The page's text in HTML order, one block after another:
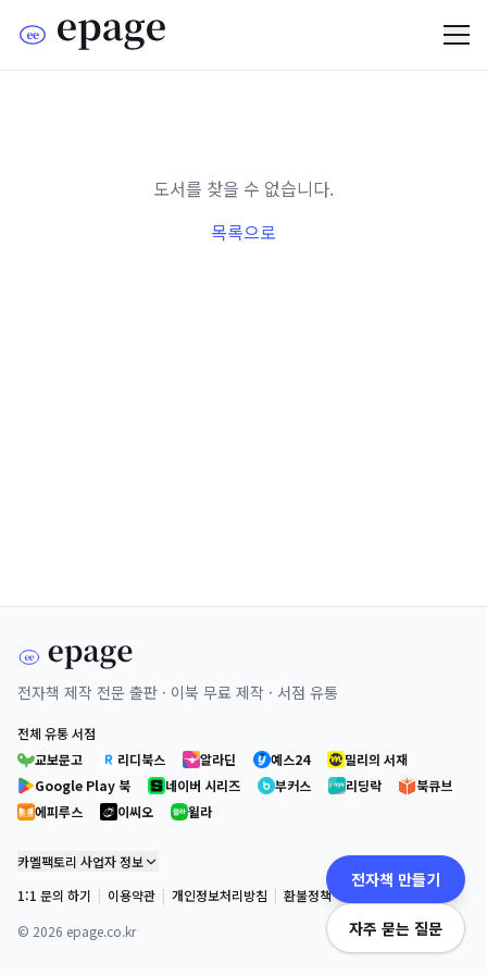
도서를 찾을 수 없습니다.
목록으로
전자책 제작 전문 출판 · 이북 무료 제작 · 서점 유통
전체 유통 서점
교보문고
리디북스 알라딘 예스24
밀리의 서재
Google Play 북
네이버 시리즈 부커스 리딩락
북큐브
에피루스
이씨오 윌라
카멜팩토리 사업자 정보
1:1 문의 하기 | 이용약관 | 개인정보처리방침 | 환불정책
© 2026 epage.co.kr
전자책 만들기
자주 묻는 질문